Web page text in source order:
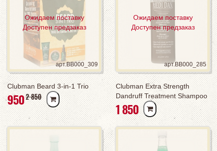
Ожидаем поставку
Доступен предзаказ
арт.BB000_309
Clubman Beard 3-in-1 Trio
950РУБ
2 850РУБ
Ожидаем поставку
Доступен предзаказ
арт.BB000_285
Сlubman Extra Strength
Dandruff Treatment Shampoo
Шампунь против перхоти
усиленного действия, 480 мл
(L)
1 850РУБ